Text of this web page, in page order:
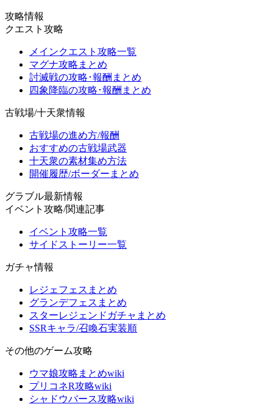
攻略情報
クエスト攻略
メインクエスト攻略一覧
マグナ攻略まとめ
討滅戦の攻略･報酬まとめ
四象降臨の攻略･報酬まとめ
古戦場/十天衆情報
古戦場の進め方/報酬
おすすめの古戦場武器
十天衆の素材集め方法
開催履歴/ボーダーまとめ
グラブル最新情報
イベント攻略/関連記事
イベント攻略一覧
サイドストーリー一覧
ガチャ情報
レジェフェスまとめ
グランデフェスまとめ
スターレジェンドガチャまとめ
SSRキャラ/召喚石実装順
その他のゲーム攻略
ウマ娘攻略まとめwiki
プリコネR攻略wiki
シャドウバース攻略wiki